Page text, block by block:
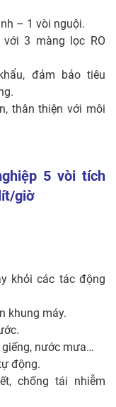
– 1 vòi nguội.
với 3 màng lọc RO
đảm bảo tiêu
thân thiện với môi
5 vòi tích
giờ
khỏi các tác động
khung máy.
nước mưa…
động.
chống tái nhiễm